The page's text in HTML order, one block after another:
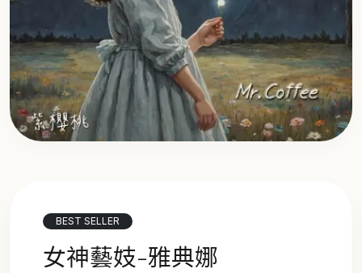
BEST SELLER
女神藝妓-雅典娜